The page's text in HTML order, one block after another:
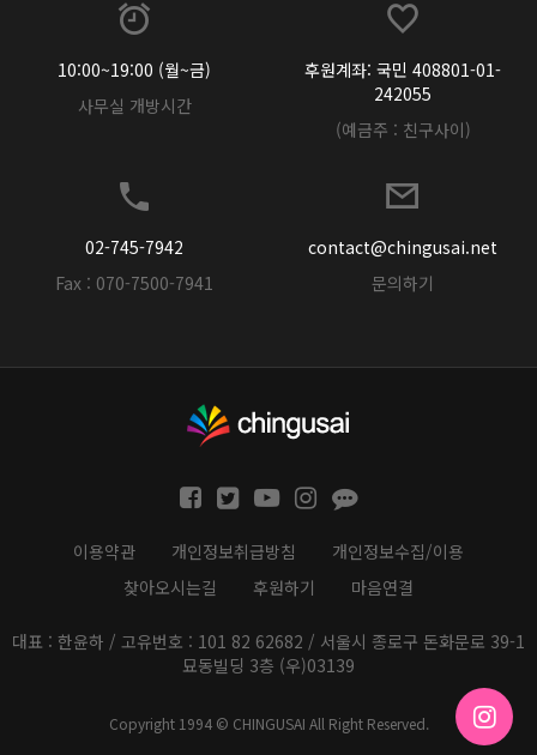
10:00~19:00 (월~금)
사무실 개방시간
후원계좌: 국민 408801-01-
242055
(예금주 : 친구사이)
02-745-7942
Fax : 070-7500-7941
contact@chingusai.net
문의하기
이용약관 개인정보취급방침
개인정보수집/이용
찾아오시는길
후원하기 마음연결
대표 : 한윤하 / 고유번호 : 101 82 62682 / 서울시 종로구 돈화문로 39-1
묘동빌딩 3층 (우)03139
Copyright 1994 © CHINGUSAI All Right Reserved.